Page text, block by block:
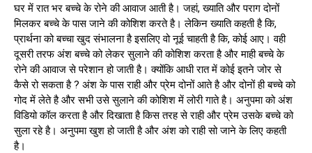
घर में रात भर बच्चे के रोने की आवाज आती है। जहां, ख्याति और पराग दोनों
मिलकर बच्चे के पास जाने की कोशिश करते है। लेकिन ख्याति कहती है कि,
प्रार्थना को बच्चा खुद संभालना है इसलिए वो नूई चाहती है कि, कोई आए। वही
दूसरी तरफ अंश बच्चे को लेकर सुलाने की कोशिश करता है और माही बच्चे के
रोने की आवाज से परेशान हो जाती है। क्योंकि आधी रात में कोई इतने जोर से
कैसे रो सकता है ? अंश के पास राही और प्रेम दोनों आते है और दोनों ही बच्चे को
गोद में लेते है और सभी उसे सुलाने की कोशिश में लोरी गाते है। अनुपमा को अंश
विडियो कॉल करता है और दिखाता है किस तरह से राही और प्रेम उसके बच्चे को
सुला रहे है। अनुपमा खुश हो जाती है और अंश को राही सो जाने के लिए कहती
है।